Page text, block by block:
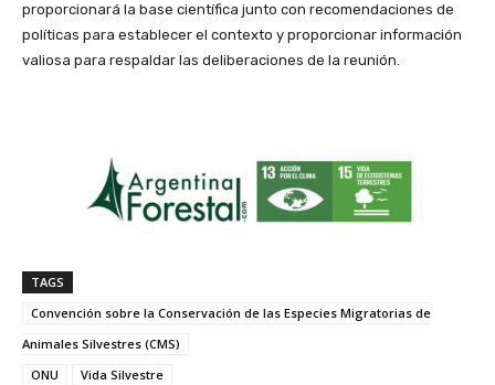
proporcionará la base científica junto con recomendaciones de
políticas para establecer el contexto y proporcionar información
valiosa para respaldar las deliberaciones de la reunión.
TAGS
Convención sobre la Conservación de las Especies Migratorias de
Animales Silvestres (CMS)
ONU
Vida Silvestre